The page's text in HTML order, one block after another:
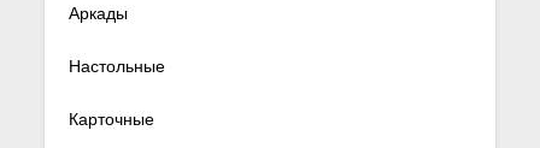
Аркады
Настольные
Карточные